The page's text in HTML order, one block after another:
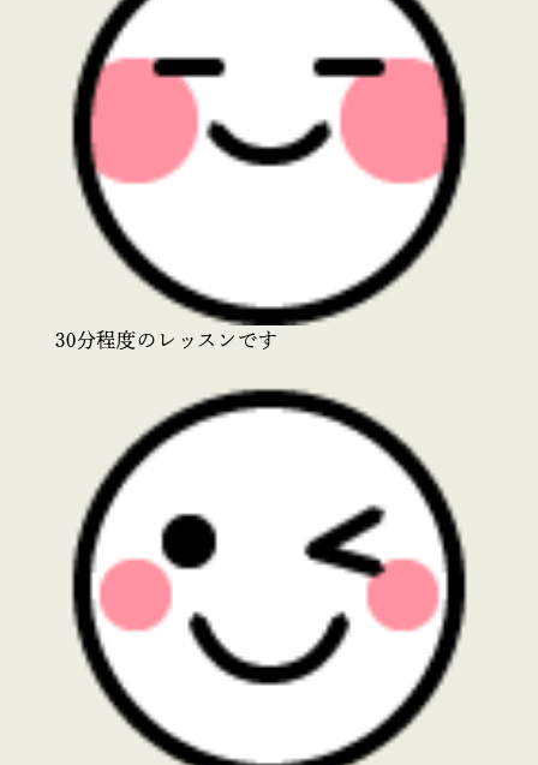
30分程度のレッスンです